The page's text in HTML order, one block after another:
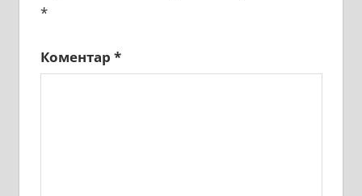
*
Коментар *